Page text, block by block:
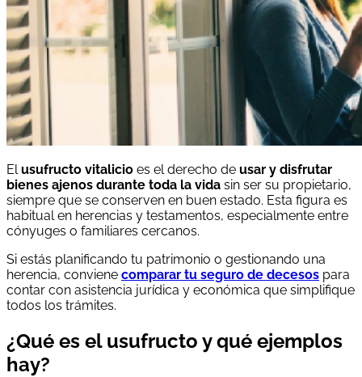
Elusufructo vitalicio es el derecho de usar y disfrutar
bienes ajenos durante toda la vida sin ser su propietario,
siempre que se conserven en buen estado. Esta figura es
habitual en herencias y testamentos, especialmente entre
cónyuges o familiares cercanos.
Si estás planificando tu patrimonio o gestionando una
herencia, conviene comparar tu seguro de decesos para
contar con asistencia jurídica y económica que simplifique
todos los trámites.
¿Qué es el usufructo y qué ejemplos
hay?